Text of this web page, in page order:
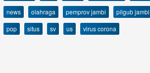
news
olahraga pemprov jambi pilgub jambi
pop
situs sv us virus corona